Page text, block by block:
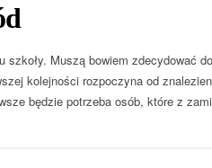
szkoły. Muszą bowiem zdecydować
kolejności rozpoczyna od
będzie potrzeba osób, które z